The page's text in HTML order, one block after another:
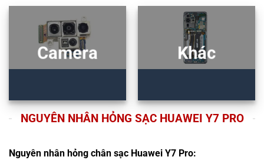
Camera Khác
NGUYÊN NHÂN HỎNG SẠC HUAWEI Y7 PRO
Nguyên nhân hỏng chân sạc Huawei Y7 Pro: